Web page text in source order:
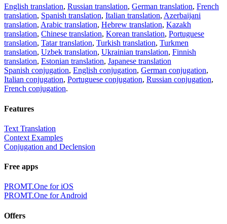
English translation, Russian translation, German translation, French
translation, Spanish translation, Italian translation, Azerbaijani
translation, Arabic translation, Hebrew translation, Kazakh
translation, Chinese translation, Korean translation, Portuguese
translation, Tatar translation, Turkish translation, Turkmen
translation, Uzbek translation, Ukrainian translation, Finnish
translation, Estonian translation, Japanese translation
Spanish conjugation, English conjugation, German conjugation,
Italian conjugation, Portuguese conjugation, Russian conjugation,
French conjugation.
Features
Text Translation
Context Examples
Conjugation and Declension
Free apps
PROMT.One for iOS
PROMT.One for Android
Offers